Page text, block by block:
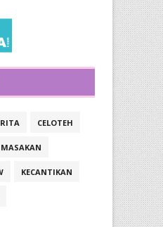
CELOTEH
MASAKAN
KECANTIKAN